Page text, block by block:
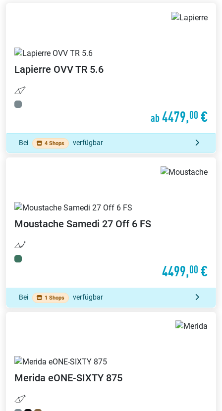
Lapierre OVV TR 5.6
ab4479,00 €
Bei 4 Shops verfügbar
Moustache Samedi 27 Off 6 FS
4499,00 €
Bei 1 Shops verfügbar
Merida eONE-SIXTY 875